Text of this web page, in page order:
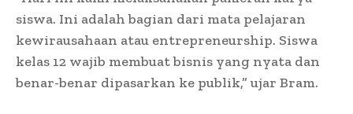
siswa. Ini adalah bagian dari mata pelajaran
kewirausahaan atau entrepreneurship. Siswa
kelas 12 wajib membuat bisnis yang nyata dan
benar-benar dipasarkan ke publik,” ujar Bram.